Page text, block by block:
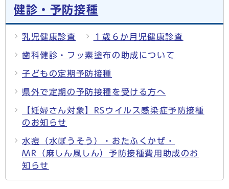
健診・予防接種
乳児健康診査 １歳６か月児健康診査
歯科健診・フッ素塗布の助成について
子どもの定期予防接種
県外で定期の予防接種を受ける方へ
【妊婦さん対象】RSウイルス感染症予防接種
のお知らせ
水痘（水ぼうそう）・おたふくかぜ・
MR（麻しん風しん）予防接種費用助成のお
知らせ